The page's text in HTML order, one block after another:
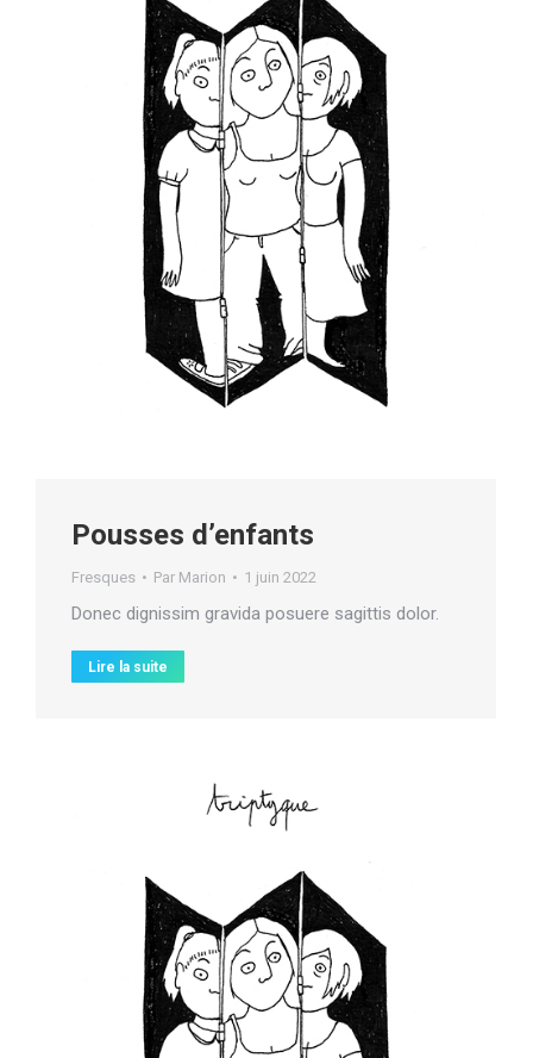
Pousses d’enfants
Fresques Par Marion 1 juin 2022
Donec dignissim gravida posuere sagittis dolor.
Lire la suite